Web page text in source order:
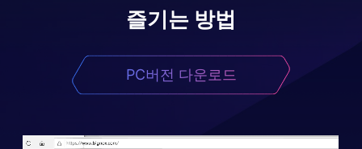
즐기는 방법
PC버전 다운로드